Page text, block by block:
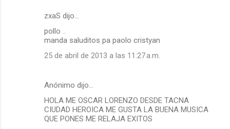
zxaS dijo…
pollo ..
manda saluditos pa paolo cristyan
25 de abril de 2013 a las 11:27 a.m.
Anónimo dijo…
HOLA ME OSCAR LORENZO DESDE TACNA
CIUDAD HEROICA ME GUSTA LA BUENA MUSICA
QUE PONES ME RELAJA EXITOS